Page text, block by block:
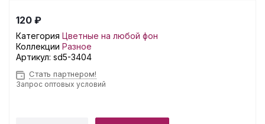
120 ₽
Категория Цветные на любой фон
Коллекции Разное
Артикул: sd5-3404
Стать партнером!
Запрос оптовых условий